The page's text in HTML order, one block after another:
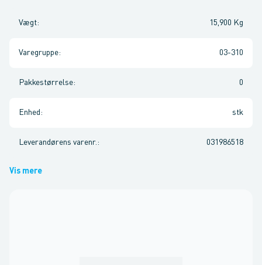
Vægt: 15,900 Kg
Varegruppe: 03-310
Pakkestørrelse: 0
Enhed : stk
Leverandørens varenr. : 031986518
Vis mere